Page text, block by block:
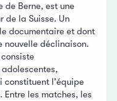
de Berne, est une
la Suisse. Un
documentaire et dont
nouvelle déclinaison.
constituent l'équipe
Entre les matches, les